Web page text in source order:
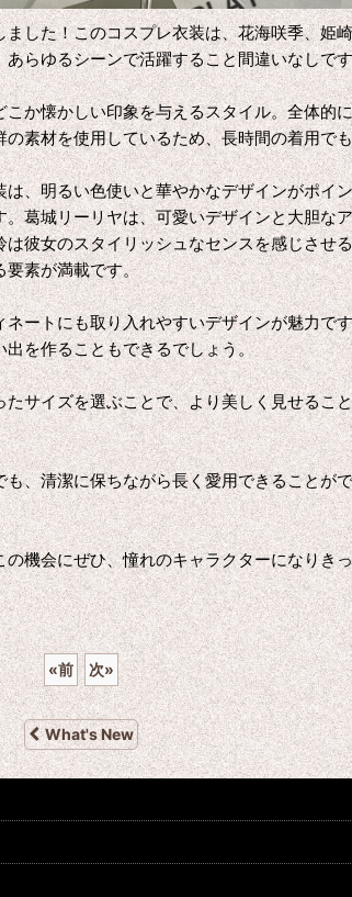
した！このコスプレ衣装は、花海咲季、姫
らゆるシーンで活躍すること間違いなしで
か懐かしい印象を与えるスタイル。全体的
素材を使用しているため、長時間の着用で
、明るい色使いと華やかなデザインがポイ
葛城リーリヤは、可愛いデザインと大胆な
彼女のスタイリッシュなセンスを感じさせ
要素が満載です。
ートにも取り入れやすいデザインが魅力で
を作ることもできるでしょう。
サイズを選ぶことで、より美しく見せるこ
、清潔に保ちながら長く愛用できることが
機会にぜひ、憧れのキャラクターになりき
«前 次»
What's New